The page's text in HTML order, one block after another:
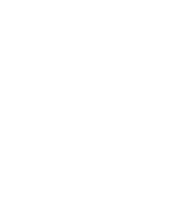
ή να τη σύρετε με τα δάχτυλα.